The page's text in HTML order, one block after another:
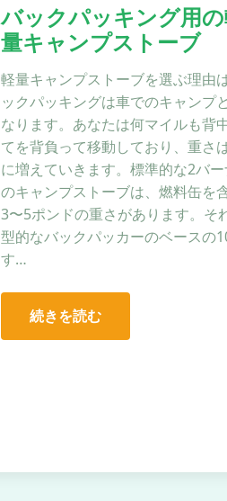
バックパッキング用
量キャンプストーブ
軽量キャンプストーブを選ぶ理由
ックパッキングは車でのキャンプ
なります。あなたは何マイルも背
てを背負って移動しており、重さ
に増えていきます。標準的な2バ
のキャンプストーブは、燃料缶を
3〜5ポンドの重さがあります。そ
型的なバックパッカーのベースの
す…
続きを読む